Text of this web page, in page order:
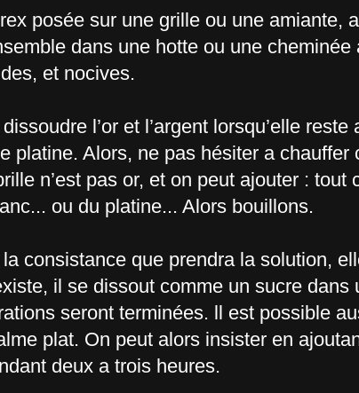
posée sur une grille ou une amiante,
dans une hotte ou une cheminée
et nocives.
l’or et l’argent lorsqu’elle reste
platine. Alors, ne pas hésiter a chauffer
n’est pas or, et on peut ajouter : tout
ou du platine... Alors bouillons.
consistance que prendra la solution,
il se dissout comme un sucre dans
seront terminées. ll est possible
plat. On peut alors insister en
deux a trois heures.